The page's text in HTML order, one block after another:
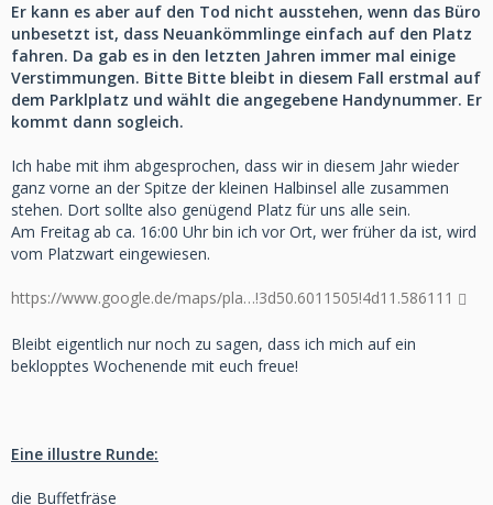
Er kann es aber auf den Tod nicht ausstehen, wenn das Büro
unbesetzt ist, dass Neuankömmlinge einfach auf den Platz
fahren. Da gab es in den letzten Jahren immer mal einige
Verstimmungen. Bitte Bitte bleibt in diesem Fall erstmal auf
dem Parklplatz und wählt die angegebene Handynummer. Er
kommt dann sogleich.
Ich habe mit ihm abgesprochen, dass wir in diesem Jahr wieder
ganz vorne an der Spitze der kleinen Halbinsel alle zusammen
stehen. Dort sollte also genügend Platz für uns alle sein.
Am Freitag ab ca. 16:00 Uhr bin ich vor Ort, wer früher da ist, wird
vom Platzwart eingewiesen.
https://www.google.de/maps/pla…!3d50.6011505!4d11.586111
Bleibt eigentlich nur noch zu sagen, dass ich mich auf ein
beklopptes Wochenende mit euch freue!
Eine illustre Runde:
die Buffetfräse